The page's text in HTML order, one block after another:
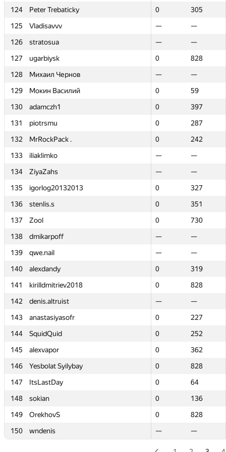
124
Peter Trebaticky 0
305
125
Vladisavvv —
—
126
stratosua —
—
127
ugarbiysk 0
828
128
Михаил Чернов —
—
129
Мокин Василий 0
59
130
adamczh1 0
397
131
piotrsmu 0
287
132
MrRockPack . 0
242
133
iliaklimko —
—
134
ZiyaZahs —
—
135
igorlog20132013 0
327
136
stenlis.s 0
351
137
Zool 0
730
138
dmikarpoff —
—
139
qwe.nail —
—
140
alexdandy 0
319
141
kirilldmitriev2018 0
828
142
denis.altruist —
—
143
anastasiyasofr 0
227
144
SquidQuid 0
252
145
alexvapor 0
362
146
Yesbolat Syilybay 0
828
147
ItsLastDay 0
64
148
sokian 0
136
149
OrekhovS 0
828
150
wndenis — —
124
Peter Trebaticky 0
305
125
Vladisavvv —
—
126
stratosua —
—
127
ugarbiysk 0
828
128
Михаил Чернов —
—
129
Мокин Василий 0
59
130
adamczh1 0
397
131
piotrsmu 0
287
132
MrRockPack . 0
242
133
iliaklimko —
—
134
ZiyaZahs —
—
135
igorlog20132013 0
327
136
stenlis.s 0
351
137
Zool 0
730
138
dmikarpoff —
—
139
qwe.nail —
—
140
alexdandy 0
319
141
kirilldmitriev2018 0
828
142
denis.altruist —
—
143
anastasiyasofr 0
227
144
SquidQuid 0
252
145
alexvapor 0
362
146
Yesbolat Syilybay 0
828
147
ItsLastDay 0
64
148
sokian 0
136
149
OrekhovS 0
828
150
wndenis — —